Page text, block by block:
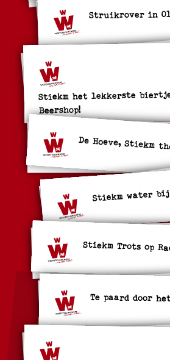
Struikrover in
Stiekm het lekkerste biertje
Beershop!
De Hoeve, Stiekm
Stiekm water bij
Stiekm Trots op
Te paard door